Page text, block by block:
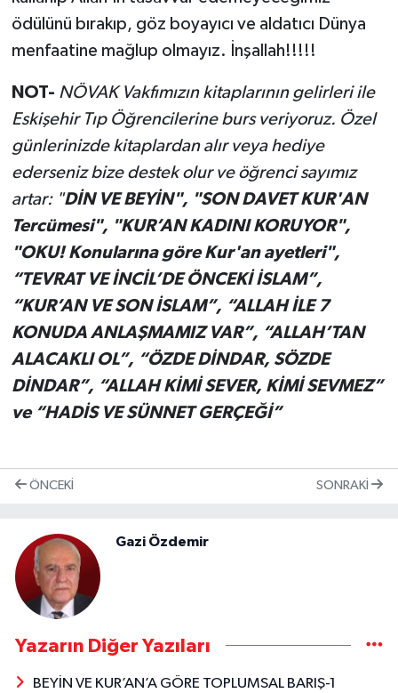
ödülünü bırakıp, göz boyayıcı ve aldatıcı Dünya
menfaatine mağlup olmayız. İnşallah!!!!!
NOT- NÖVAK Vakfımızın kitaplarının gelirleri ile
Eskişehir Tıp Öğrencilerine burs veriyoruz. Özel
günlerinizde kitaplardan alır veya hediye
ederseniz bize destek olur ve öğrenci sayımız
artar: "DİN VE BEYİN", "SON DAVET KUR'AN
Tercümesi", "KUR’AN KADINI KORUYOR",
"OKU! Konularına göre Kur'an ayetleri",
“TEVRAT VE İNCİL’DE ÖNCEKİ İSLAM”,
“KUR’AN VE SON İSLAM”, “ALLAH İLE 7
KONUDA ANLAŞMAMIZ VAR”, “ALLAH’TAN
ALACAKLI OL”, “ÖZDE DİNDAR, SÖZDE
DİNDAR”, “ALLAH KİMİ SEVER, KİMİ SEVMEZ”
ve “HADİS VE SÜNNET GERÇEĞİ”
ÖNCEKI SONRAKI
Gazi Özdemir
Yazarın Diğer Yazıları
BEYİN VE KUR’AN’A GÖRE TOPLUMSAL BARIŞ-1